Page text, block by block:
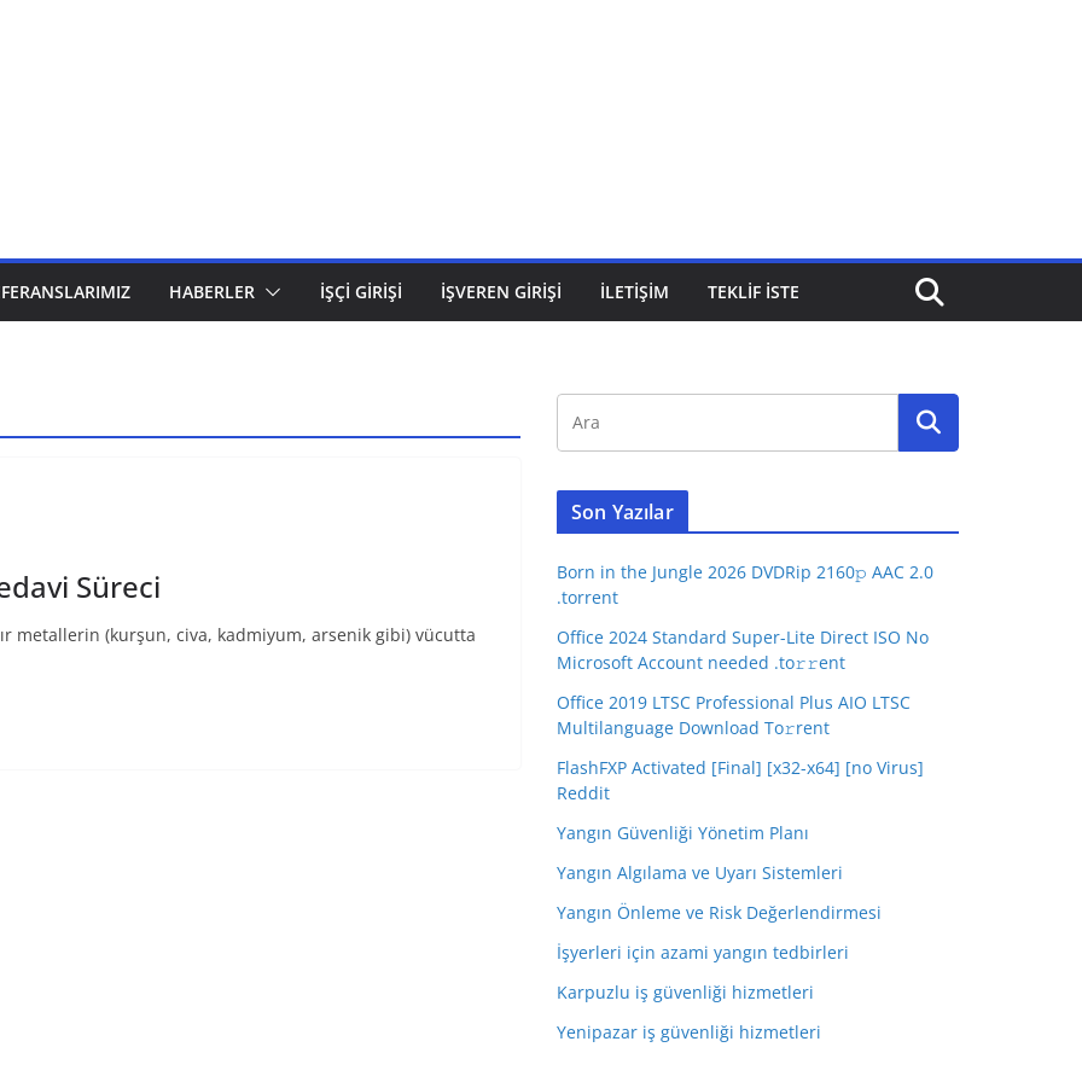
HABERLER İŞÇI GIRIŞI İŞVEREN GIRIŞI İLETİŞİM TEKLİF İSTE
Süreci
metallerin (kurşun, civa, kadmiyum, arsenik gibi) vücutta
Son Yazılar
Born in the Jungle 2026 DVDRip 2160𝚙 AAC 2.0
.torrent
Office 2024 Standard Super-Lite Direct ISO No
Microsoft Account needed .tо𝚛𝚛еnt
Office 2019 LTSC Professional Plus AIO LTSC
Multilanguage Dоwnlоad Tо𝚛rеnt
FlashFXP Activated [Final] [x32-x64] [no Virus]
Reddit
Yangın Güvenliği Yönetim Planı
Yangın Algılama ve Uyarı Sistemleri
Yangın Önleme ve Risk Değerlendirmesi
İşyerleri için azami yangın tedbirleri
Karpuzlu iş güvenliği hizmetleri
Yenipazar iş güvenliği hizmetleri